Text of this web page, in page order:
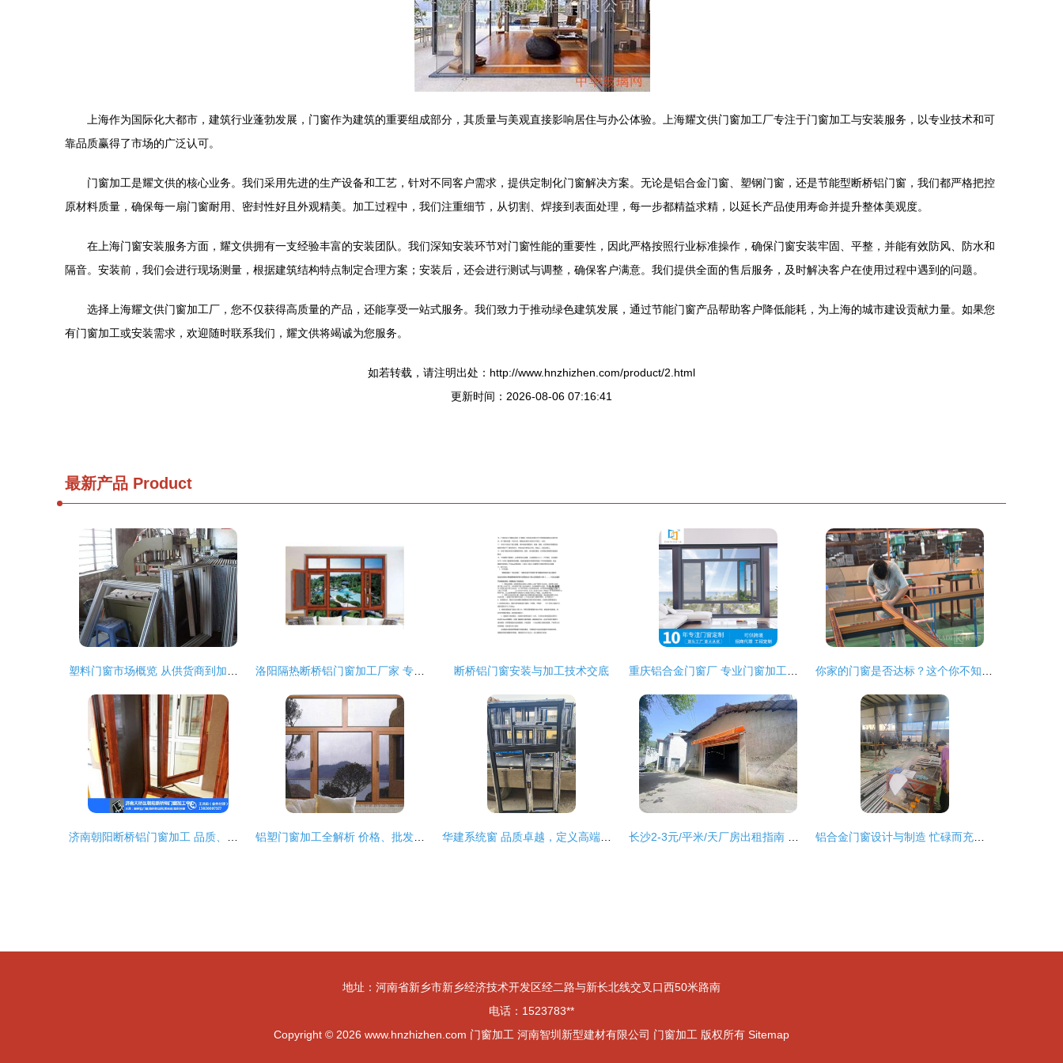
上海作为国际化大都市，建筑行业蓬勃发展，门窗作为建筑的重要组成部分，其质量与美观直接影响居住与办公体验。上海耀文供门窗加工厂专注于门窗加工与安装服务，以专业技术和可
靠品质赢得了市场的广泛认可。
门窗加工是耀文供的核心业务。我们采用先进的生产设备和工艺，针对不同客户需求，提供定制化门窗解决方案。无论是铝合金门窗、塑钢门窗，还是节能型断桥铝门窗，我们都严格把控
原材料质量，确保每一扇门窗耐用、密封性好且外观精美。加工过程中，我们注重细节，从切割、焊接到表面处理，每一步都精益求精，以延长产品使用寿命并提升整体美观度。
在上海门窗安装服务方面，耀文供拥有一支经验丰富的安装团队。我们深知安装环节对门窗性能的重要性，因此严格按照行业标准操作，确保门窗安装牢固、平整，并能有效防风、防水和
隔音。安装前，我们会进行现场测量，根据建筑结构特点制定合理方案；安装后，还会进行测试与调整，确保客户满意。我们提供全面的售后服务，及时解决客户在使用过程中遇到的问题。
选择上海耀文供门窗加工厂，您不仅获得高质量的产品，还能享受一站式服务。我们致力于推动绿色建筑发展，通过节能门窗产品帮助客户降低能耗，为上海的城市建设贡献力量。如果您
有门窗加工或安装需求，欢迎随时联系我们，耀文供将竭诚为您服务。
如若转载，请注明出处：http://www.hnzhizhen.com/product/2.html
更新时间：2026-08-06 07:16:41
最新产品 Product
断桥铝门窗安装与加工技术交底
地址：河南省新乡市新乡经济技术开发区经二路与新长北线交叉口西50米路南
电话：1523783**
Copyright © 2026 www.hnzhizhen.com 门窗加工 河南智圳新型建材有限公司 门窗加工 版权所有 Sitemap